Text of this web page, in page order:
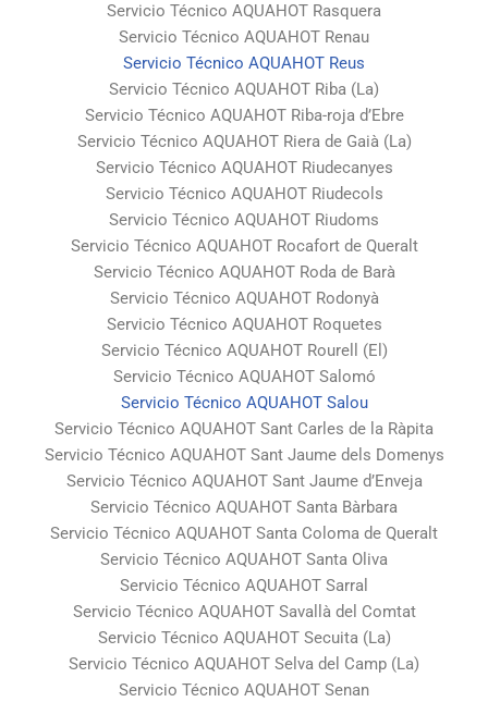
Servicio Técnico AQUAHOT Rasquera
Servicio Técnico AQUAHOT Renau
Servicio Técnico AQUAHOT Reus
Servicio Técnico AQUAHOT Riba (La)
Servicio Técnico AQUAHOT Riba-roja d’Ebre
Servicio Técnico AQUAHOT Riera de Gaià (La)
Servicio Técnico AQUAHOT Riudecanyes
Servicio Técnico AQUAHOT Riudecols
Servicio Técnico AQUAHOT Riudoms
Servicio Técnico AQUAHOT Rocafort de Queralt
Servicio Técnico AQUAHOT Roda de Barà
Servicio Técnico AQUAHOT Rodonyà
Servicio Técnico AQUAHOT Roquetes
Servicio Técnico AQUAHOT Rourell (El)
Servicio Técnico AQUAHOT Salomó
Servicio Técnico AQUAHOT Salou
Servicio Técnico AQUAHOT Sant Carles de la Ràpita
Servicio Técnico AQUAHOT Sant Jaume dels Domenys
Servicio Técnico AQUAHOT Sant Jaume d’Enveja
Servicio Técnico AQUAHOT Santa Bàrbara
Servicio Técnico AQUAHOT Santa Coloma de Queralt
Servicio Técnico AQUAHOT Santa Oliva
Servicio Técnico AQUAHOT Sarral
Servicio Técnico AQUAHOT Savallà del Comtat
Servicio Técnico AQUAHOT Secuita (La)
Servicio Técnico AQUAHOT Selva del Camp (La)
Servicio Técnico AQUAHOT Senan